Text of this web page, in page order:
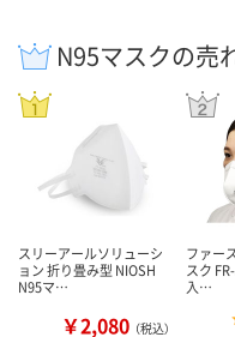
N95マスクの売
スリーアールソリューシ
ョン 折り畳み型 NIOSH
N95マ…
￥2,080 （税込）
ファー
スク
入…